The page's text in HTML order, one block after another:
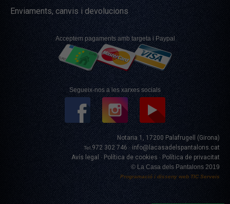
Enviaments, canvis i devolucions
Acceptem pagaments amb targeta i Paypal
Segueix-nos a les xarxes socials
Notaria 1, 17200 Palafrugell (Girona)
Tel.972 302 746·info@lacasadelspantalons.cat
Avís legal
· Política de cookies · Política de privacitat
© La Casa dels Pantalons 2019
Programació i disseny web TIC Serveis